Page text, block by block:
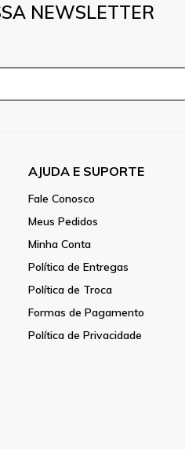
NEWSLETTER
AJUDA E SUPORTE
Fale Conosco
Meus Pedidos
Minha Conta
Política de Entregas
Política de Troca
Formas de Pagamento
Política de Privacidade